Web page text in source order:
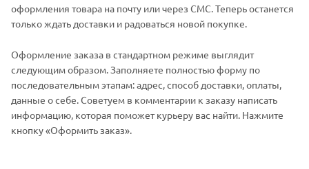
оформления товара на почту или через СМС. Теперь останется
только ждать доставки и радоваться новой покупке.
Оформление заказа в стандартном режиме выглядит
следующим образом. Заполняете полностью форму по
последовательным этапам: адрес, способ доставки, оплаты,
данные о себе. Советуем в комментарии к заказу написать
информацию, которая поможет курьеру вас найти. Нажмите
кнопку «Оформить заказ».